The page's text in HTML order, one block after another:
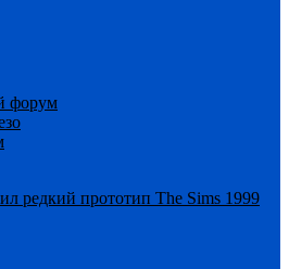
форум
редкий прототип The Sims 1999